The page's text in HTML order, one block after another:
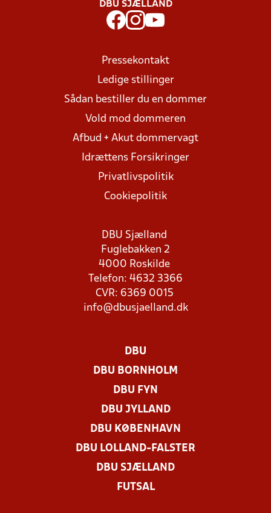
DBU SJÆLLAND
Pressekontakt
Ledige stillinger
Sådan bestiller du en dommer
Vold mod dommeren
Afbud + Akut dommervagt
Idrættens Forsikringer
Privatlivspolitik
Cookiepolitik
DBU Sjælland
Fuglebakken 2
4000 Roskilde
Telefon: 4632 3366
CVR: 6369 0015
info@dbusjaelland.dk
DBU
DBU BORNHOLM
DBU FYN
DBU JYLLAND
DBU KØBENHAVN
DBU LOLLAND-FALSTER
DBU SJÆLLAND
FUTSAL